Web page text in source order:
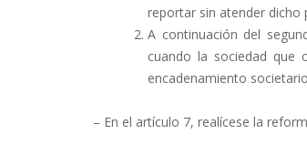
reportar sin atender dicho
A continuación del
cuando la sociedad que
encadenamiento
– En el artículo 7, realícese la